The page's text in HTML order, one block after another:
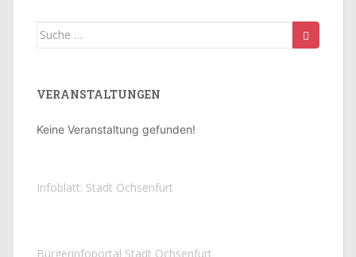
Suche
VERANSTALTUNGEN
Keine Veranstaltung gefunden!
Infoblatt: Stadt Ochsenfurt
Bürgerinfoportal Stadt Ochsenfurt